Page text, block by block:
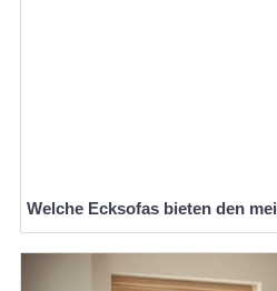
Welche Ecksofas bieten den